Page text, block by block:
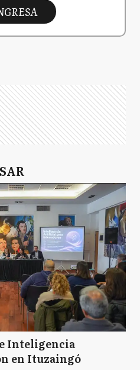
Inteligencia
en Ituzaingó